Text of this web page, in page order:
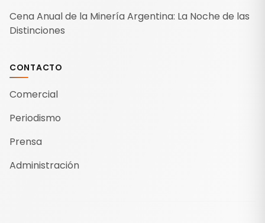
Cena Anual de la Minería Argentina: La Noche de las
Distinciones
CONTACTO
Comercial
Periodismo
Prensa
Administración